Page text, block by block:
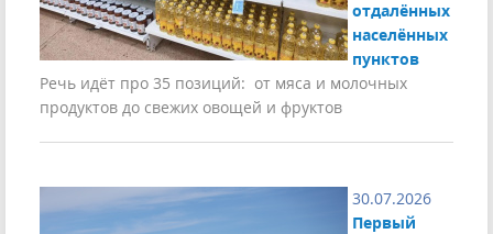
отдалённых
населённых
пунктов
Речь идёт про 35 позиций: от мяса и молочных
продуктов до свежих овощей и фруктов
30.07.2026
Первый